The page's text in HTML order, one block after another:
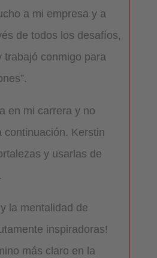
a mi empresa y a
de todos los desafíos,
trabajó conmigo para
en mi carrera y no
continuación. Kerstin
y usarlas de
la mentalidad de
inspiradoras!
más claro en la